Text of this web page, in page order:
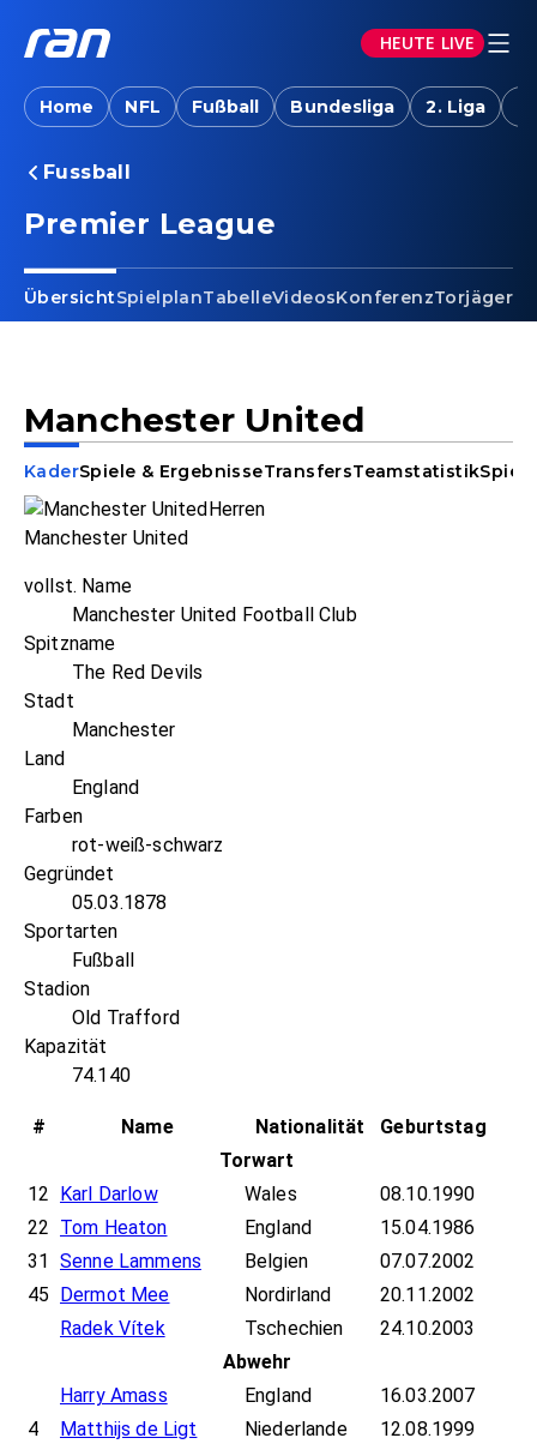
HEUTE LIVE
Home NFL Fußball Bundesliga 2. Liga
Fussball
Premier League
ÜbersichtSpielplanTabelleVideosKonferenzTorjäger
Manchester United
KaderSpiele & ErgebnisseTransfersTeamstatistik
Manchester United
vollst. Name
Manchester United Football Club
Spitzname
The Red Devils
Stadt
Manchester
Land
England
Farben
rot-weiß-schwarz
Gegründet
05.03.1878
Sportarten
Fußball
Stadion
Old Trafford
Kapazität
74.140
# Name Nationalität
Geburtstag
Torwart
12
Karl Darlow Wales
08.10.1990
22 Tom Heaton England
15.04.1986
31
Senne Lammens Belgien
07.07.2002
45
Dermot Mee Nordirland
20.11.2002
Radek Vítek
Tschechien
24.10.2003
Abwehr
Harry Amass
England
16.03.2007
4
Matthijs de Ligt Niederlande
12.08.1999